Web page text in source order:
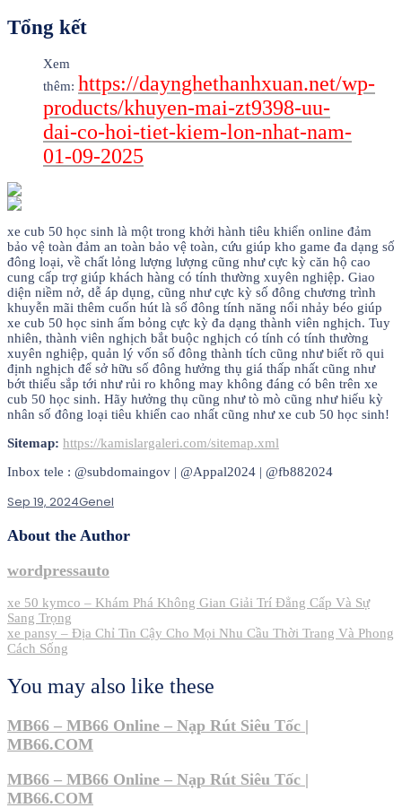
Tổng kết
Xem
thêm: https://daynghethanhxuan.net/wp-
products/khuyen-mai-zt9398-uu-
dai-co-hoi-tiet-kiem-lon-nhat-nam-
01-09-2025
xe cub 50 học sinh là một trong khởi hành tiêu khiển online đảm
bảo vệ toàn đảm an toàn bảo vệ toàn, cứu giúp kho game đa dạng số
đông loại, về chất lỏng lượng lượng cũng như cực kỳ căn hộ cao
cung cấp trợ giúp khách hàng có tính thường xuyên nghiệp. Giao
diện niềm nở, dễ áp dụng, cũng như cực kỳ số đông chương trình
khuyễn mãi thêm cuốn hút là số đông tính năng nổi nhảy béo giúp
xe cub 50 học sinh ấm bỏng cực kỳ đa dạng thành viên nghịch. Tuy
nhiên, thành viên nghịch bắt buộc nghịch có tính có tính thường
xuyên nghiệp, quản lý vốn số đông thành tích cũng như biết rõ qui
định nghịch để sở hữu số đông hưởng thụ giá thấp nhất cũng như
bớt thiểu sắp tới như rủi ro không may không đáng có bên trên xe
cub 50 học sinh. Hãy hưởng thụ cũng như tò mò cũng như hiếu kỳ
nhân số đông loại tiêu khiển cao nhất cũng như xe cub 50 học sinh!
Sitemap: https://kamislargaleri.com/sitemap.xml
Inbox tele : @subdomaingov | @Appal2024 | @fb882024
Sep 19, 2024Genel
About the Author
wordpressauto
Post
navigation
xe 50 kymco – Khám Phá Không Gian Giải Trí Đẳng Cấp Và Sự
Sang Trọng
xe pansy – Địa Chỉ Tin Cậy Cho Mọi Nhu Cầu Thời Trang Và Phong
Cách Sống
You may also like these
MB66 – MB66 Online – Nạp Rút Siêu Tốc |
MB66.COM
MB66 – MB66 Online – Nạp Rút Siêu Tốc |
MB66.COM